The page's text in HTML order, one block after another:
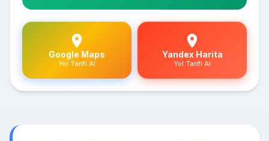
Google Maps
Yol Tarifi Al
Yandex Harita
Yol Tarifi Al